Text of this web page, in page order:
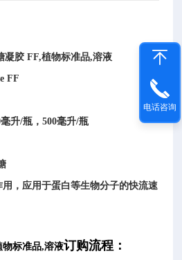
凝胶 FF,植物标准品,溶液
FF
升/瓶，500毫升/瓶
，应用于蛋白等生物分子的快流速
物标准品,溶液订购流程：
电话咨询